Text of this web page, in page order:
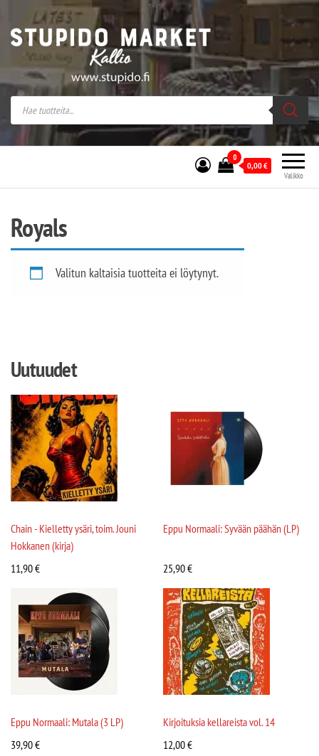
Stupido Market – verkossa ja kivijalassa
Stupido Market on vaihtoehtomusaan
erikoistunut verkko- sekä
kivijalkakauppa Helsingissä Kallion
sydämessä.
Valikko
0
0,00€
Royals
Valitun kaltaisia tuotteita ei löytynyt.
Uutuudet
Chain - Kielletty ysäri, toim. Jouni
Hokkanen (kirja)
11,90€
Eppu Normaali: Syvään päähän (LP)
25,90€
Eppu Normaali: Mutala (3 LP)
39,90€
Kirjoituksia kellareista vol. 14
12,00€